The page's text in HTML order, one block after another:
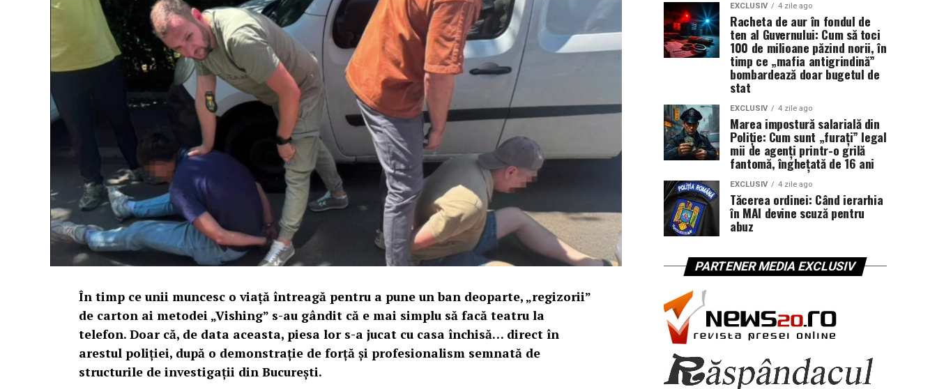
În timp ce unii muncesc o viață întreagă pentru a pune un ban deoparte, „regizorii”
de carton ai metodei „Vishing” s-au gândit că e mai simplu să facă teatru la
telefon. Doar că, de data aceasta, piesa lor s-a jucat cu casa închisă… direct în
arestul poliției, după o demonstrație de forță și profesionalism semnată de
structurile de investigații din București.
EXCLUSIV 4 zile ago
Racheta de aur în fondul de
ten al Guvernului: Cum să toci
100 de milioane păzind norii, în
timp ce „mafia antigrindină”
bombardează doar bugetul de
stat
EXCLUSIV 4 zile ago
Marea impostură salarială din
Poliție: Cum sunt „furați” legal
mii de agenți printr-o grilă
fantomă, înghețată de 16 ani
EXCLUSIV 4 zile ago
Tăcerea ordinei: Când ierarhia
în MAI devine scuză pentru
abuz
PARTENER MEDIA EXCLUSIV